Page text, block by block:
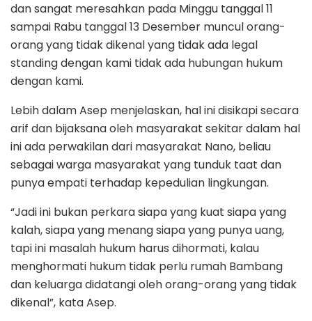
dan sangat meresahkan pada Minggu tanggal 11
sampai Rabu tanggal 13 Desember muncul orang-
orang yang tidak dikenal yang tidak ada legal
standing dengan kami tidak ada hubungan hukum
dengan kami.
Lebih dalam Asep menjelaskan, hal ini disikapi secara
arif dan bijaksana oleh masyarakat sekitar dalam hal
ini ada perwakilan dari masyarakat Nano, beliau
sebagai warga masyarakat yang tunduk taat dan
punya empati terhadap kepedulian lingkungan.
“Jadi ini bukan perkara siapa yang kuat siapa yang
kalah, siapa yang menang siapa yang punya uang,
tapi ini masalah hukum harus dihormati, kalau
menghormati hukum tidak perlu rumah Bambang
dan keluarga didatangi oleh orang-orang yang tidak
dikenal”, kata Asep.